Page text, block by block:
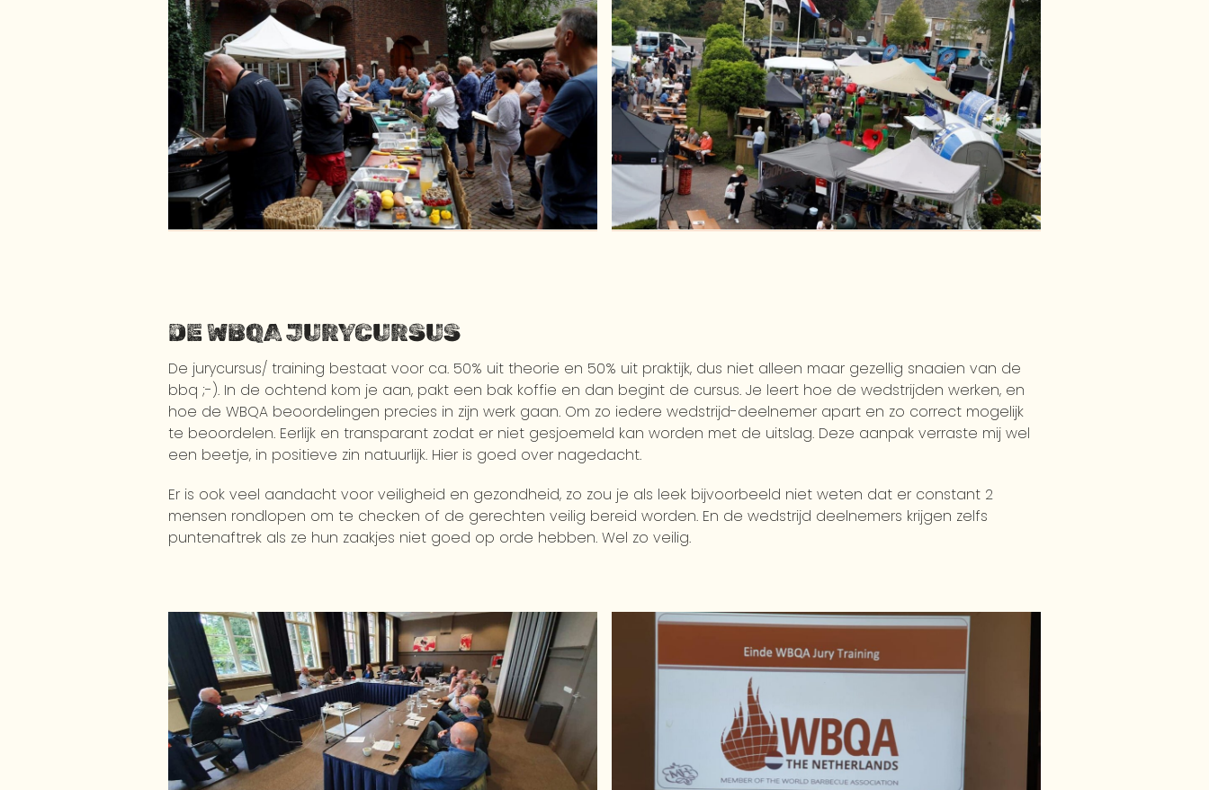
DE WBQA JURYCURSUS
De jurycursus/ training bestaat voor ca. 50% uit theorie en 50% uit praktijk, dus niet alleen maar gezellig snaaien van de
bbq ;-). In de ochtend kom je aan, pakt een bak koffie en dan begint de cursus. Je leert hoe de wedstrijden werken, en
hoe de WBQA beoordelingen precies in zijn werk gaan. Om zo iedere wedstrijd-deelnemer apart en zo correct mogelijk
te beoordelen. Eerlijk en transparant zodat er niet gesjoemeld kan worden met de uitslag. Deze aanpak verraste mij wel
een beetje, in positieve zin natuurlijk. Hier is goed over nagedacht.
Er is ook veel aandacht voor veiligheid en gezondheid, zo zou je als leek bijvoorbeeld niet weten dat er constant 2
mensen rondlopen om te checken of de gerechten veilig bereid worden. En de wedstrijd deelnemers krijgen zelfs
puntenaftrek als ze hun zaakjes niet goed op orde hebben. Wel zo veilig.